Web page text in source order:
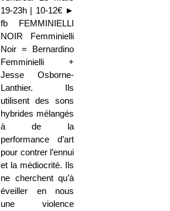
19-23h | 10-12€ ►
fb FEMMINIELLI
NOIR Femminielli
Noir = Bernardino
Femminielli +
Jesse Osborne-
Lanthier. Ils
utilisent des sons
hybrides mélangés
à de la
performance d’art
pour contrer l’ennui
et la médiocrité. Ils
ne cherchent qu’à
éveiller en nous
une violence